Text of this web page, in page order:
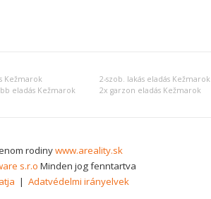
Kežmarok 2-szob. lakás eladás Kežmarok
eladás Kežmarok 2x garzon eladás Kežmarok
rodinywww.areality.sk
s.r.o Minden jog fenntartva
| Adatvédelmi irányelvek